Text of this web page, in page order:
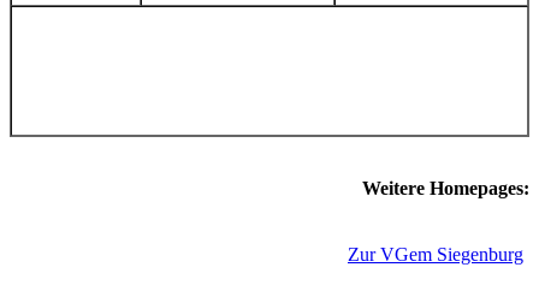
Weitere Homepages:
Zur VGem Siegenburg